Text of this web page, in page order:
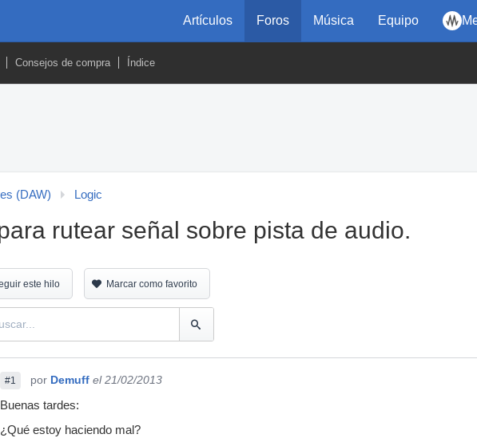
Artículos Foros Música Equipo
Consejos de compra Índice
(DAW) Logic
rutear señal sobre pista de audio.
este hilo Marcar como favorito
#1 por Demuff el 21/02/2013
Buenas tardes:
¿Qué estoy haciendo mal?